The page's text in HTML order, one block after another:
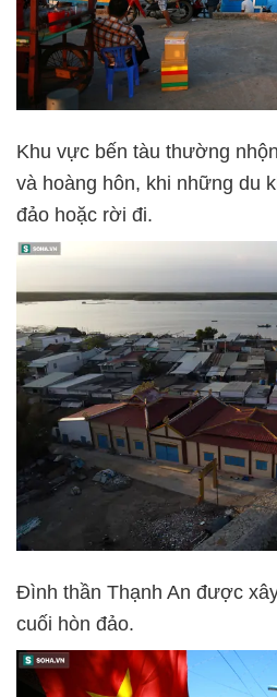
Khu vực bến tàu thường
và hoàng hôn, khi những du
đảo hoặc rời đi.
Đình thần Thạnh An được
cuối hòn đảo.